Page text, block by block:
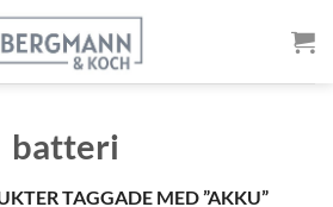
batteri
TAGGADE MED ”AKKU”